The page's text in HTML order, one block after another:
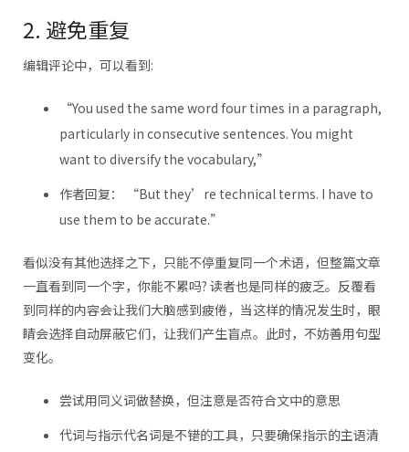
2. 避免重复
编辑评论中，可以看到:
“You used the same word four times in a paragraph,
particularly in consecutive sentences. You might
want to diversify the vocabulary,”
作者回复： “But they’re technical terms. I have to
use them to be accurate.”
看似没有其他选择之下，只能不停重复同一个术语，但整篇文章
一直看到同一个字，你能不累吗? 读者也是同样的疲乏。反覆看
到同样的内容会让我们大脑感到疲倦，当这样的情况发生时，眼
睛会选择自动屏蔽它们，让我们产生盲点。此时，不妨善用句型
变化。
尝试用同义词做替换，但注意是否符合文中的意思
代词与指示代名词是不错的工具，只要确保指示的主语清